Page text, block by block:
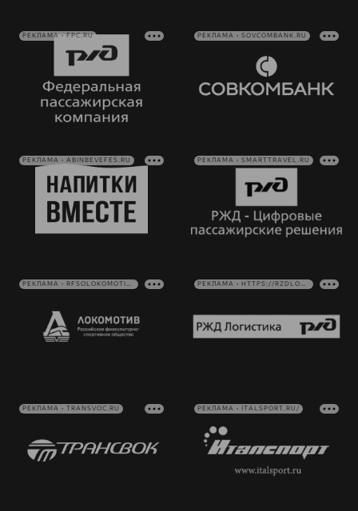
РЕКЛАМА • FPC.RU РЕКЛАМА • SOVCOMBANK.RU
РЕКЛАМА • ABINBEVEFES.RU РЕКЛАМА • SMARTTRAVEL.RU
РЕКЛАМА • RFSOLOKOMOTIV.RU РЕКЛАМА • HTTPS://RZDLOG.RU/
РЕКЛАМА • TRANSVOC.RU РЕКЛАМА • ITALSPORT.RU/